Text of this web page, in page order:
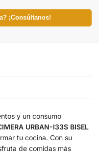
¡Consúltanos!
y un consumo
URBAN-I33S BISEL
tu cocina. Con su
de comidas más